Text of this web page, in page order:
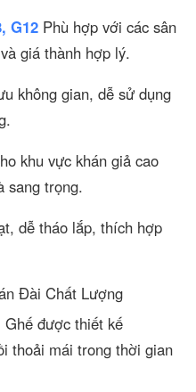
G12 Phù hợp với các sân
giá thành hợp lý.
không gian, dễ sử dụng
khu vực khán giả cao
sang trọng.
dễ tháo lắp, thích hợp
Đài Chất Lượng
Ghế được thiết kế
thoải mái trong thời gian